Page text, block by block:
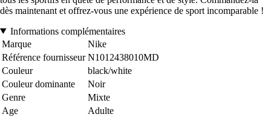
dès maintenant et offrez-vous une expérience de sport incomparable !
Informations complémentaires
Marque
Nike
Référence fournisseur N1012438010MD
Couleur
black/white
Couleur dominante
Noir
Genre
Mixte
Age
Adulte